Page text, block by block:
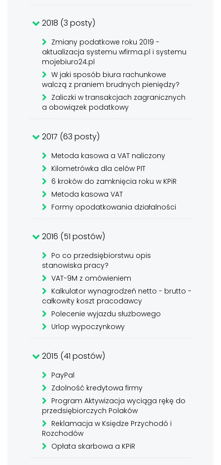
2018 (3 posty)
Zmiany podatkowe roku 2019 -
aktualizacja systemu wfirma.pl i systemu
mojebiuro24.pl
W jaki sposób biura rachunkowe
walczą z praniem brudnych pieniędzy?
Zaliczki w transakcjach zagranicznych
a obowiązek podatkowy
2017 (63 posty)
Metoda kasowa a VAT naliczony
Kilometrówka dla celów PIT
6 kroków do zamknięcia roku w KPiR
Metoda kasowa VAT
Formy opodatkowania działalności
2016 (51 postów)
Po co przedsiębiorstwu opis
stanowiska pracy?
VAT-9M z omówieniem
Kalkulator wynagrodzeń netto - brutto -
całkowity koszt pracodawcy
Polecenie wyjazdu służbowego
Urlop wypoczynkowy
2015 (41 postów)
PayPal
Zdolność kredytowa firmy
Program Aktywizacja wyciąga rękę do
przedsiębiorczych Polaków
Reklamacja w Księdze Przychodó i
Rozchodów
Opłata skarbowa a KPiR